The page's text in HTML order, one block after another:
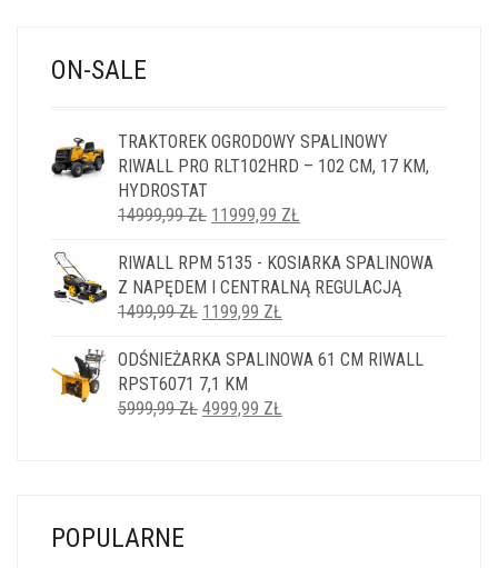
ON-SALE
TRAKTOREK OGRODOWY SPALINOWY
RIWALL PRO RLT102HRD – 102 CM, 17 KM,
HYDROSTAT
14999,99ZŁ PIERWOTNA
WYNOSIŁA:
14999,99 ZŁ.
11999,99 ZŁ
WYNOSI:
11999,99 ZŁ.
RIWALL RPM 5135 - KOSIARKA SPALINOWA
Z NAPĘDEM I CENTRALNĄ REGULACJĄ
1499,99ZŁ PIERWOTNA
WYNOSIŁA:
1499,99 ZŁ.
1199,99 ZŁ
WYNOSI:
ODŚNIEŻARKA SPALINOWA 61 CM RIWALL
RPST6071 7,1 KM
5999,99ZŁ PIERWOTNA
4999,99 ZŁ
POPULARNE